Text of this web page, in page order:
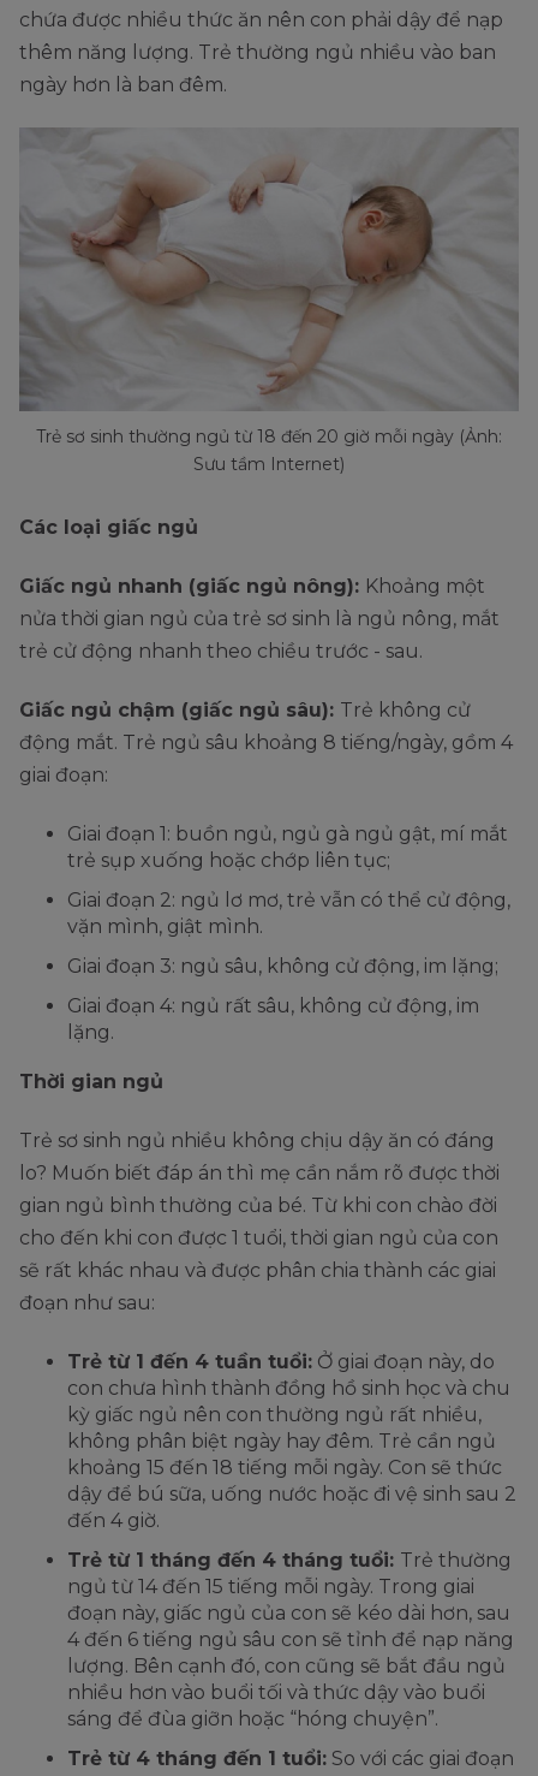
chứa được nhiều thức ăn nên con phải dậy để nạp
thêm năng lượng. Trẻ thường ngủ nhiều vào ban
ngày hơn là ban đêm.
Trẻ sơ sinh thường ngủ từ 18 đến 20 giờ mỗi ngày (Ảnh:
Sưu tầm Internet)
Các loại giấc ngủ
Giấc ngủ nhanh (giấc ngủ nông): Khoảng một
nửa thời gian ngủ của trẻ sơ sinh là ngủ nông, mắt
trẻ cử động nhanh theo chiều trước - sau.
Giấc ngủ chậm (giấc ngủ sâu): Trẻ không cử
động mắt. Trẻ ngủ sâu khoảng 8 tiếng/ngày, gồm 4
giai đoạn:
Giai đoạn 1: buồn ngủ, ngủ gà ngủ gật, mí mắt
trẻ sụp xuống hoặc chớp liên tục;
Giai đoạn 2: ngủ lơ mơ, trẻ vẫn có thể cử động,
vặn mình, giật mình.
Giai đoạn 3: ngủ sâu, không cử động, im lặng;
Giai đoạn 4: ngủ rất sâu, không cử động, im
lặng.
Thời gian ngủ
Trẻ sơ sinh ngủ nhiều không chịu dậy ăn có đáng
lo? Muốn biết đáp án thì mẹ cần nắm rõ được thời
gian ngủ bình thường của bé. Từ khi con chào đời
cho đến khi con được 1 tuổi, thời gian ngủ của con
sẽ rất khác nhau và được phân chia thành các giai
đoạn như sau:
Trẻ từ 1 đến 4 tuần tuổi: Ở giai đoạn này, do
con chưa hình thành đồng hồ sinh học và chu
kỳ giấc ngủ nên con thường ngủ rất nhiều,
không phân biệt ngày hay đêm. Trẻ cần ngủ
khoảng 15 đến 18 tiếng mỗi ngày. Con sẽ thức
dậy để bú sữa, uống nước hoặc đi vệ sinh sau 2
đến 4 giờ.
Trẻ từ 1 tháng đến 4 tháng tuổi: Trẻ thường
ngủ từ 14 đến 15 tiếng mỗi ngày. Trong giai
đoạn này, giấc ngủ của con sẽ kéo dài hơn, sau
4 đến 6 tiếng ngủ sâu con sẽ tỉnh để nạp năng
lượng. Bên cạnh đó, con cũng sẽ bắt đầu ngủ
nhiều hơn vào buổi tối và thức dậy vào buổi
sáng để đùa giỡn hoặc “hóng chuyện”.
Trẻ từ 4 tháng đến 1 tuổi: So với các giai đoạn